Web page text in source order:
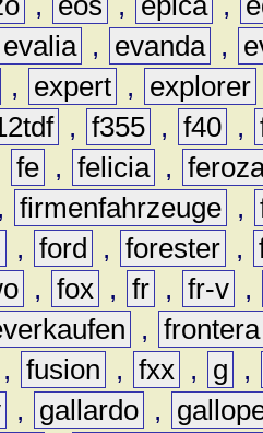
evalia , evanda ,
, expert , explorer
, f355 , f40 ,
fe , felicia ,
, firmenfahrzeuge ,
, ford , forester ,
, fox , fr , fr-v ,
, frontera
, fusion , fxx , g
,
, gallardo ,